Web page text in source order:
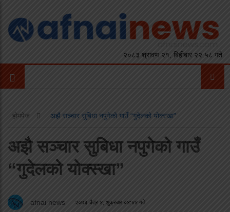
२०८३ श्रावण २१, बिहीबार २२:५८ गते
होमपेज अझै सञ्चार सुबिधा नपुगेको गाउँ “गुदेलको योक्स्खा”
अझै सञ्चार सुबिधा नपुगेको गाउँ
“गुदेलको योक्स्खा”
afnai news २०७३ चैत्र ४, शुक्रबार ०४:४४ गते